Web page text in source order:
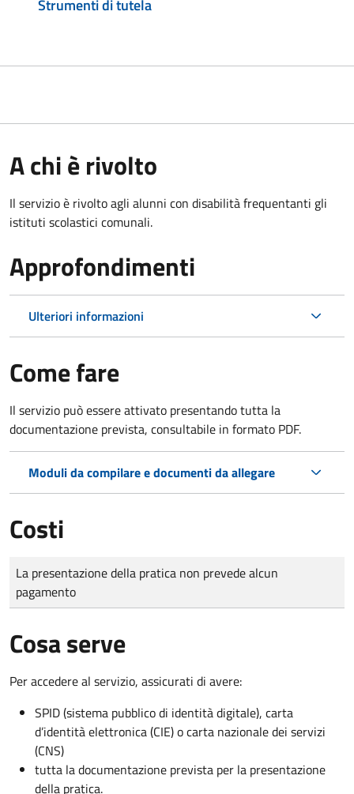
Strumenti di tutela
A chi è rivolto
Il servizio è rivolto agli alunni con disabilità frequentanti gli
istituti scolastici comunali.
Approfondimenti
Ulteriori informazioni
Come fare
Il servizio può essere attivato presentando tutta la
documentazione prevista, consultabile in formato PDF.
Moduli da compilare e documenti da allegare
Costi
Tipo di pagamento
Importo
La presentazione della pratica non prevede alcun
pagamento
Cosa serve
Per accedere al servizio, assicurati di avere:
SPID (sistema pubblico di identità digitale), carta
d’identità elettronica (CIE) o carta nazionale dei servizi
(CNS)
tutta la documentazione prevista per la presentazione
della pratica.